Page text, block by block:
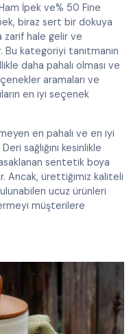
İpek ve% 50 Fine
biraz sert bir dokuya
zarif hale gelir ve
kategoriyi tanıtmanın
daha pahalı olması ve
aramaları ve
en iyi seçenek
en pahalı ve en iyi
sağlığını kesinlikle
sentetik boya
Ancak, ürettiğimiz kaliteli
ucuz ürünleri
müşterilere